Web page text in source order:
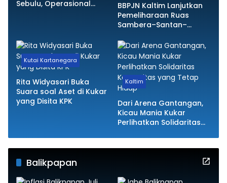
Sebulu, Operasional
BBPJN Kaltim Lanjutkan
Pemeliharaan Ruas
Sambera–Santan–
Kemantapan Jalan
Nasional
Kutai Kartanegara
Rita Widyasari Buka
Suara soal Aset di Kukar
yang Disita KPK
Kaltim
Dari Arena Gantangan,
Kicau Mania Kukar
Perlihatkan Solidaritas
Hidup
Balikpapan